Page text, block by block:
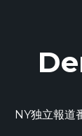
NY独立報道